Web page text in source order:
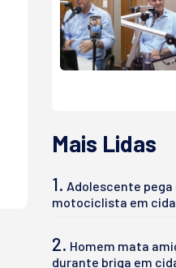
Mais Lidas
1. Adolescente
motociclista em
2. Homem mata
durante briga em